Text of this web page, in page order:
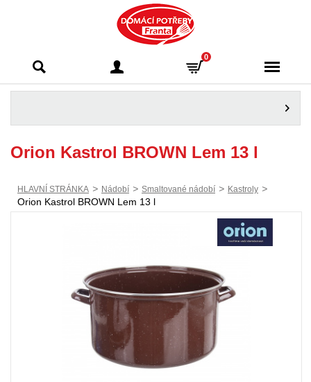
Franta - Příbram
0
Orion Kastrol BROWN Lem 13 l
HLAVNÍ STRÁNKA > Nádobí > Smaltované nádobí > Kastroly >
Orion Kastrol BROWN Lem 13 l